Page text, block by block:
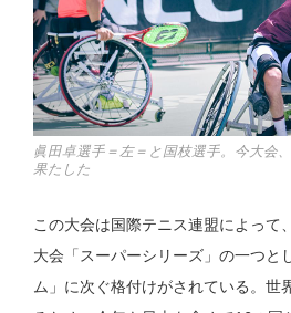
眞田卓選手＝左＝と国枝選手。今大会
果たした
この大会は国際テニス連盟によって
大会「スーパーシリーズ」の一つと
ム」に次ぐ格付けがされている。世